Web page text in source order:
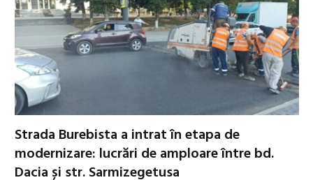
Strada Burebista a intrat în etapa de
modernizare: lucrări de amploare între bd.
Dacia și str. Sarmizegetusa